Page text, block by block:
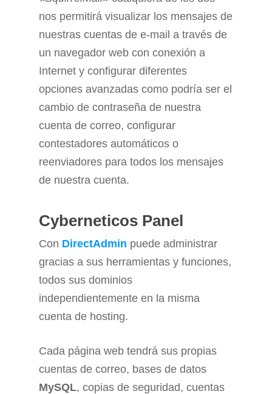
nos permitirá visualizar los mensajes de
nuestras cuentas de e-mail a través de
un navegador web con conexión a
Internet y configurar diferentes
opciones avanzadas como podría ser el
cambio de contraseña de nuestra
cuenta de correo, configurar
contestadores automáticos o
reenviadores para todos los mensajes
de nuestra cuenta.
Cyberneticos Panel
Con DirectAdmin puede administrar
gracias a sus herramientas y funciones,
todos sus dominios
independientemente en la misma
cuenta de hosting.
Cada página web tendrá sus propias
cuentas de correo, bases de datos
MySQL, copias de seguridad, cuentas